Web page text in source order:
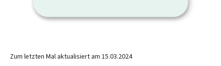
Zum letzten Mal aktualisiert am 15.03.2024